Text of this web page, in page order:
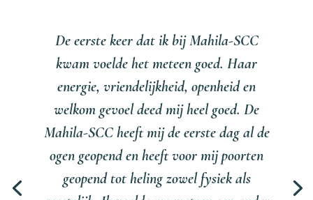
De eerste keer dat ik bij Mahila-SCC
kwam voelde het meteen goed. Haar
energie, vriendelijkheid, openheid en
welkom gevoel deed mij heel goed. De
Mahila-SCC heeft mij de eerste dag al de
ogen geopend en heeft voor mij poorten
geopend tot heling zowel fysiek als